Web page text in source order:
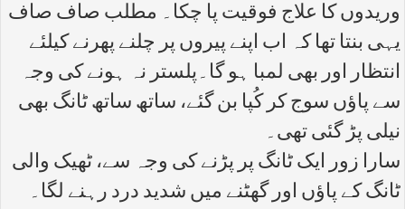
وریدوں کا علاج فوقیت پا چکا۔ مطلب صاف صاف
یہی بنتا تھا کہ اب اپنے پیروں پر چلنے پھرنے کیلئے
انتظار اور بھی لمبا ہو گا۔پلستر نہ ہونے کی وجہ
سے پاؤں سوج کر کُپا بن گئے، ساتھ ساتھ ٹانگ بھی
نیلی پڑ گئی تھی۔
سارا زور ایک ٹانگ پر پڑنے کی وجہ سے، ٹھیک والی
ٹانگ کے پاؤں اور گھٹنے میں شدید درد رہنے لگا۔